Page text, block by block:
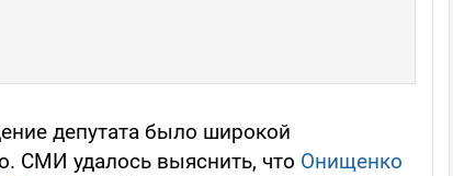
депутата было широкой
СМИ удалось выяснить, что Онищенко